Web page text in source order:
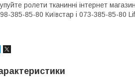
ролети тканинні інтернет
385-85-80 Київстар і 073-385-85-80